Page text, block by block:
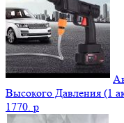
Высокого Давления (1
1770. p